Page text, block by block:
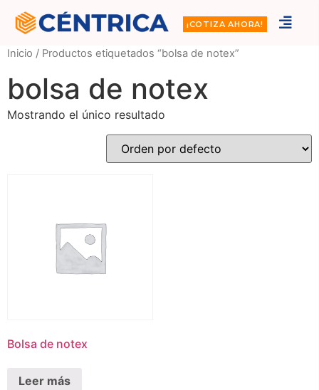
¡COTIZA AHORA!
Inicio / Productos etiquetados “bolsa de notex”
bolsa de notex
Mostrando el único resultado
Bolsa de notex
Leer más